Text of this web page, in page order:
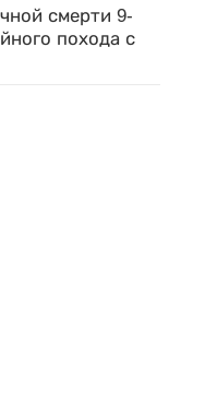
смерти 9-
похода с